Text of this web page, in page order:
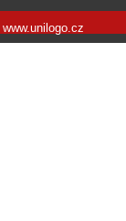
www.unilogo.cz